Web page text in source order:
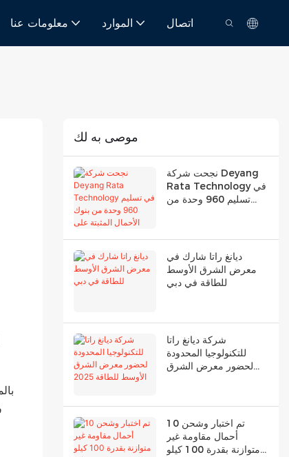
معلومات عنا الموارد اتصال
موصى به لك
نجحت شركة Deyang
Rata Technology في
تسليم 960 وحدة من
وات.
ديانغ راتا شارك في
معرض الشرق الأوسط
للطاقة في دبي
شركة ديانغ راتا
للتكنولوجيا المحدودة
لحضور معرض الشرق
تم اختبار وشحن 10
أحمال مقاومة غير
متوازنة بقدرة 100 كيلو